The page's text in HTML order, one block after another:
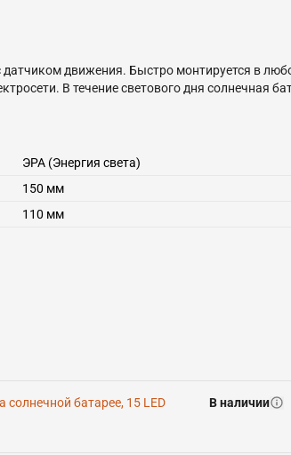
движения. Быстро монтируется в
В течение светового дня солнечная
расположены 6 ярких светодиодов. Угол
ЭРА (Энергия света)
150 мм
110 мм
батарее, 15 LED
В наличии